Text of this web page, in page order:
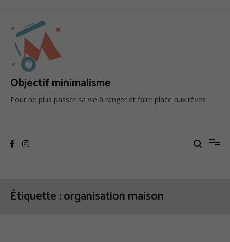
contenu
Objectif minimalisme
Pour ne plus passer sa vie à ranger et faire place aux rêves
Étiquette :organisation maison